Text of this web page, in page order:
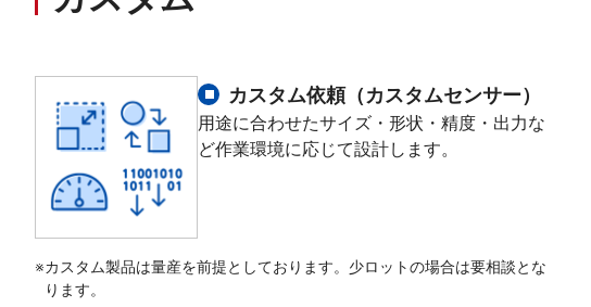
カスタム依頼（カスタムセンサー）
用途に合わせたサイズ・形状・精度・出力な
ど作業環境に応じて設計します。
※カスタム製品は量産を前提としております。少ロットの場合は要相談とな
ります。